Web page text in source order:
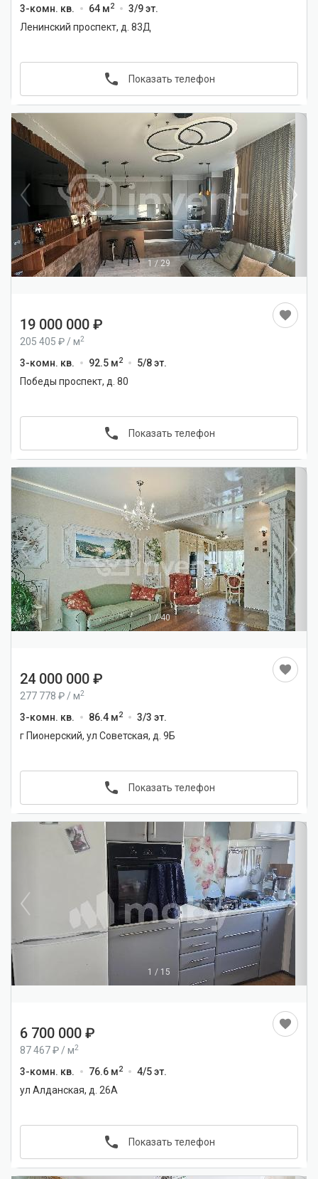
3-комн. кв. 64 м2
3/9 эт.
Ленинский проспект, д. 83Д
Показать телефон
1 / 29
19 000 000
205 405 / м2
3-комн. кв. 92.5 м2
5/8 эт.
Победы проспект, д. 80
Показать телефон
1/40
24 000 000
277 778 / м2
3-комн. кв. 86.4 м2
3/3 эт.
г Пионерский, ул Советская, д. 9Б
Показать телефон
1 / 15
6 700 000
87 467 / м2
3-комн. кв. 76.6 м2
4/5 эт.
ул Алданская, д. 26А
Показать телефон